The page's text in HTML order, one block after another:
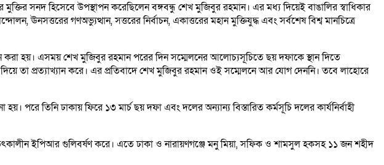
সনদ হিসেবে উপস্থাপন করেছিলেন বঙ্গবন্ধু শেখ মুজিবুর রহমান। এর মধ্য দিয়েই বাঙালির স্বাধিকার
গণঅভ্যুত্থান, সত্তরের নির্বাচন, একাত্তরের মহান মুক্তিযুদ্ধ এবং সর্বশেষ বিশ্ব মানচিত্রে
করা হয়। এসময় শেখ মুজিবুর রহমান পরের দিন সম্মেলনের আলোচ্যসূচিতে ছয় দফাকে স্থান দিতে
তা প্রত্যাখ্যান করে। এর প্রতিবাদে শেখ মুজিবুর রহমান ওই সম্মেলনে আর যোগ দেননি। তবে লাহোরে
পরে তিনি ঢাকায় ফিরে ১৩ মার্চ ছয় দফা এবং দলের অন্যান্য বিস্তারিত কর্মসূচি দলের কার্যনির্বাহী
ইপিআর গুলিবর্ষণ করে। এতে ঢাকা ও নারায়ণগঞ্জে মনু মিয়া, সফিক ও শামসুল হকসহ ১১ জন শহীদ